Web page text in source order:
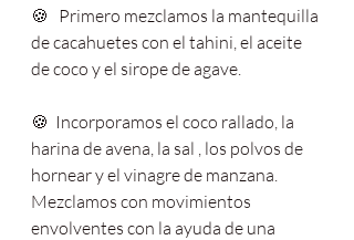
🍪   Primero mezclamos la mantequilla
de cacahuetes con el tahini, el aceite
de coco y el sirope de agave.
🍪  Incorporamos el coco rallado, la
harina de avena, la sal , los polvos de
hornear y el vinagre de manzana.
Mezclamos con movimientos
envolventes con la ayuda de una